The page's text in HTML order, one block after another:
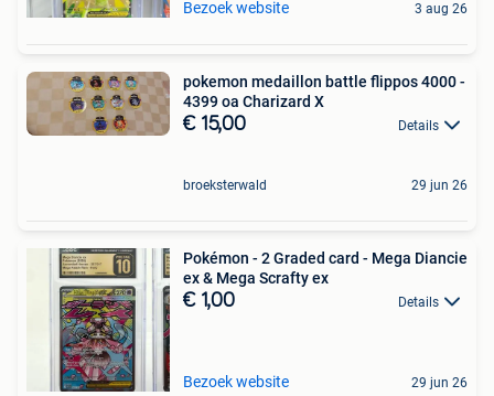
Bezoek website 3 aug 26
pokemon medaillon battle flippos 4000 -
4399 oa Charizard X
€ 15,00 Details
broeksterwald 29 jun 26
Pokémon - 2 Graded card - Mega Diancie
ex & Mega Scrafty ex
€ 1,00 Details
Bezoek website 29 jun 26